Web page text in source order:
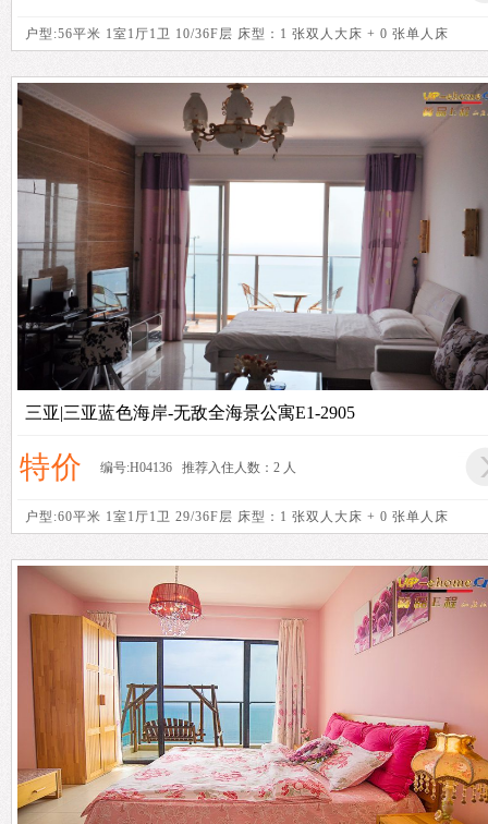
户型:56平米 1室1厅1卫 10/36F层 床型：1 张双人大床 + 0 张单人床
三亚|三亚蓝色海岸-无敌全海景公寓E1-2905
特价 编号:H04136 推荐入住人数：2 人
户型:60平米 1室1厅1卫 29/36F层 床型：1 张双人大床 + 0 张单人床